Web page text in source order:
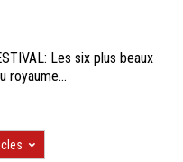
Les six plus beaux
royaume...